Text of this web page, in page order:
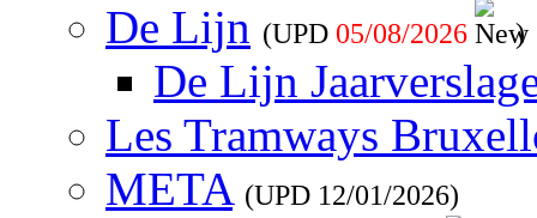
De Lijn (UPD 05/08/2026 )
De Lijn
Les Tramways
META (UPD 12/01/2026)